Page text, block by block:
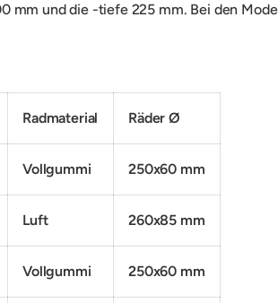
und die -tiefe 225 mm. Bei den
Radmaterial Räder Ø
Vollgummi 250x60 mm
Luft 260x85 mm
Vollgummi 250x60 mm